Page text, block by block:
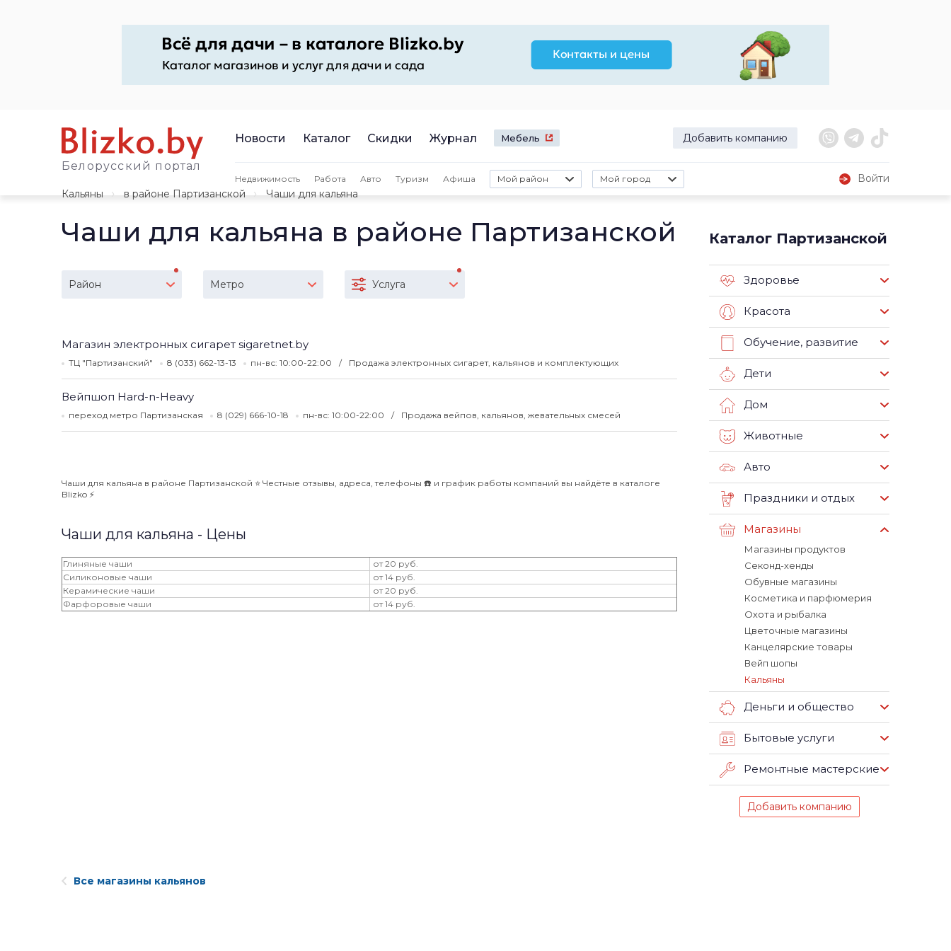
Белорусский портал
Новости Каталог Скидки Журнал Мебель Добавить компанию
Недвижимость Работа Авто Туризм Афиша Мой район Мой город
Войти
Кальяны
в районе Партизанской Чаши для кальяна
Чаши для кальяна в районе Партизанской
Район Метро Услуга
Магазин электронных сигарет sigaretnet.by
ТЦ "Партизанский" 8 (033) 662-13-13 пн-вс: 10:00-22:00 Продажа электронных сигарет, кальянов и комплектующих
Вейпшоп Hard-n-Heavy
переход метро Партизанская 8 (029) 666-10-18 пн-вс: 10:00-22:00 Продажа вейпов, кальянов, жевательных смесей
Чаши для кальяна в районе Партизанской ⭐️ Честные отзывы, адреса, телефоны ☎️ и график работы компаний вы найдёте в каталоге
Blizko ⚡️
Чаши для кальяна - Цены
Глиняные чаши
от 20 руб.
Силиконовые чаши
от 14 руб.
Керамические чаши
от 20 руб.
Фарфоровые чаши
от 14 руб.
Каталог Партизанской
Здоровье
Красота
Обучение, развитие
Дети
Дом
Животные
Авто
Праздники и отдых
Магазины
Магазины продуктов
Секонд-хенды
Обувные магазины
Косметика и парфюмерия
Охота и рыбалка
Цветочные магазины
Канцелярские товары
Вейп шопы
Кальяны
Деньги и общество
Бытовые услуги
Ремонтные мастерские
Добавить компанию
Все магазины кальянов